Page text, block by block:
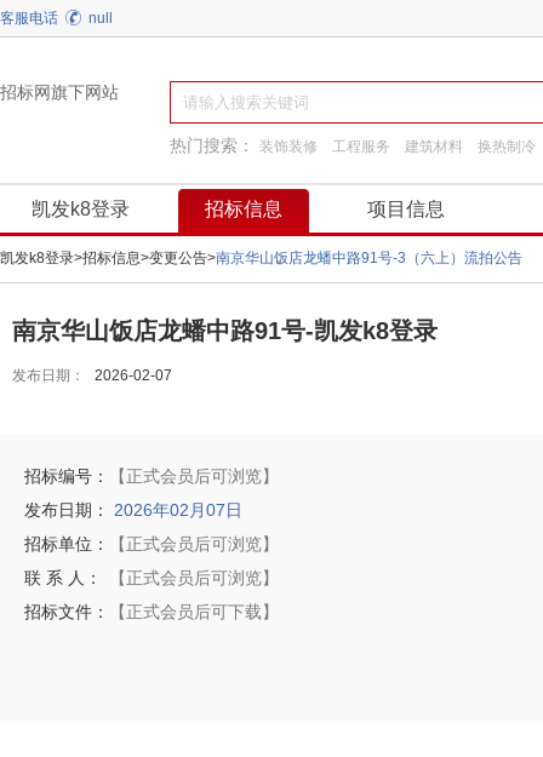
客服电话 null
招标网旗下网站
热门搜索： 装饰装修 工程服务 建筑材料
换热制冷
凯发k8登录 招标信息 项目信息
凯发k8登录>招标信息>变更公告>南京华山饭店龙蟠中路91号-3（六上）流拍公告
南京华山饭店龙蟠中路91号-凯发k8登录
发布日期： 2026-02-07
招标编号：
【正式会员后可浏览】
发布日期：
2026年02月07日
招标单位：
【正式会员后可浏览】
联 系 人：
【正式会员后可浏览】
招标文件：
【正式会员后可下载】